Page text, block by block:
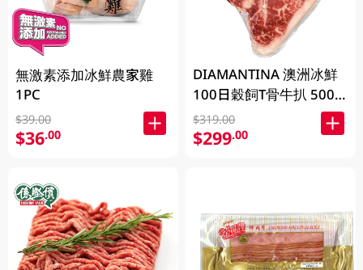
無激素添加冰鮮農家雞
1PC
$39.00
$36.00
DIAMANTINA 澳洲冰鮮
100日穀飼T骨牛扒 500
克 (包裝隨機發貨)
$319.00
$299.00